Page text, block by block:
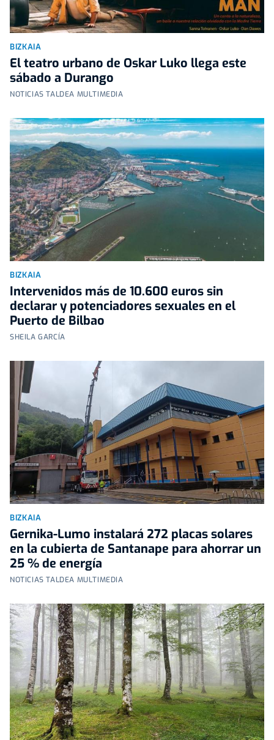
BIZKAIA
El teatro urbano de Oskar Luko llega este
sábado a Durango
NOTICIAS TALDEA MULTIMEDIA
BIZKAIA
Intervenidos más de 10.600 euros sin
declarar y potenciadores sexuales en el
Puerto de Bilbao
SHEILA GARCÍA
BIZKAIA
Gernika-Lumo instalará 272 placas solares
en la cubierta de Santanape para ahorrar un
25 % de energía
NOTICIAS TALDEA MULTIMEDIA